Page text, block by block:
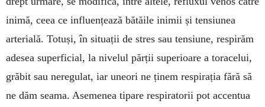
inimă, ceea ce influen­țează bătăile inimii și tensiunea
arterială. Totuși, în situații de stres sau tensiune, respirăm
adesea su­perficial, la nivelul părții superioare a toracelui,
grăbit sau neregulat, iar uneori ne ținem respirația fără să
ne dăm seama. Asemenea tipare respiratorii pot accentua